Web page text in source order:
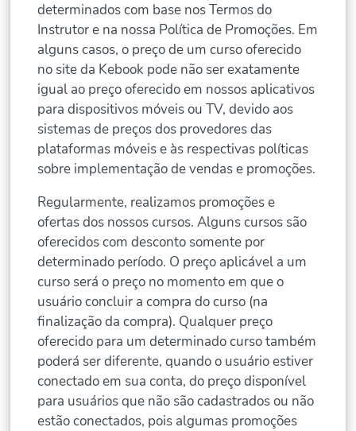
determinados com base nos Termos do
Instrutor e na nossa Política de Promoções. Em
alguns casos, o preço de um curso oferecido
no site da Kebook pode não ser exatamente
igual ao preço oferecido em nossos aplicativos
para dispositivos móveis ou TV, devido aos
sistemas de preços dos provedores das
plataformas móveis e às respectivas políticas
sobre implementação de vendas e promoções.
Regularmente, realizamos promoções e
ofertas dos nossos cursos. Alguns cursos são
oferecidos com desconto somente por
determinado período. O preço aplicável a um
curso será o preço no momento em que o
usuário concluir a compra do curso (na
finalização da compra). Qualquer preço
oferecido para um determinado curso também
poderá ser diferente, quando o usuário estiver
conectado em sua conta, do preço disponível
para usuários que não são cadastrados ou não
estão conectados, pois algumas promoções